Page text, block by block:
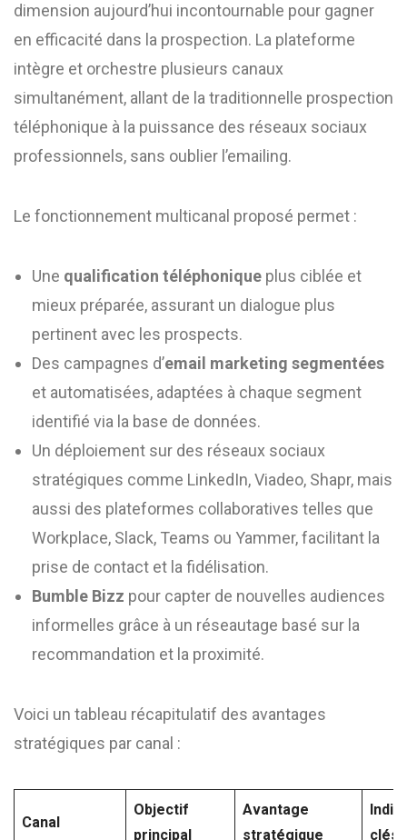
dimension aujourd’hui incontournable pour gagner
en efficacité dans la prospection. La plateforme
intègre et orchestre plusieurs canaux
simultanément, allant de la traditionnelle prospection
téléphonique à la puissance des réseaux sociaux
professionnels, sans oublier l’emailing.
Le fonctionnement multicanal proposé permet :
Une qualification téléphonique plus ciblée et
mieux préparée, assurant un dialogue plus
pertinent avec les prospects.
Des campagnes d’email marketing segmentées
et automatisées, adaptées à chaque segment
identifié via la base de données.
Un déploiement sur des réseaux sociaux
stratégiques comme LinkedIn, Viadeo, Shapr, mais
aussi des plateformes collaboratives telles que
Workplace, Slack, Teams ou Yammer, facilitant la
prise de contact et la fidélisation.
Bumble Bizz pour capter de nouvelles audiences
informelles grâce à un réseautage basé sur la
recommandation et la proximité.
Voici un tableau récapitulatif des avantages
stratégiques par canal :
Canal
Objectif
principal
Avantage
stratégique
clés